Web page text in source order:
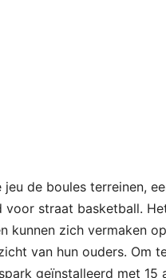
jeu de boules terreinen,
straat basketball.
kunnen zich vermaken
van hun ouders. Om
geïnstalleerd met 15